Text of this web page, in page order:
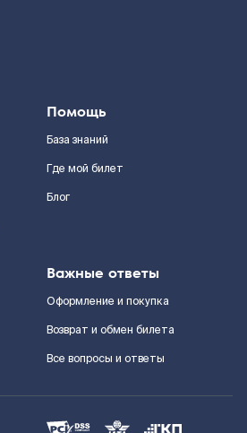
Помощь
База знаний
Где мой билет
Блог
Важные ответы
Оформление и покупка
Возврат и обмен билета
Все вопросы и ответы